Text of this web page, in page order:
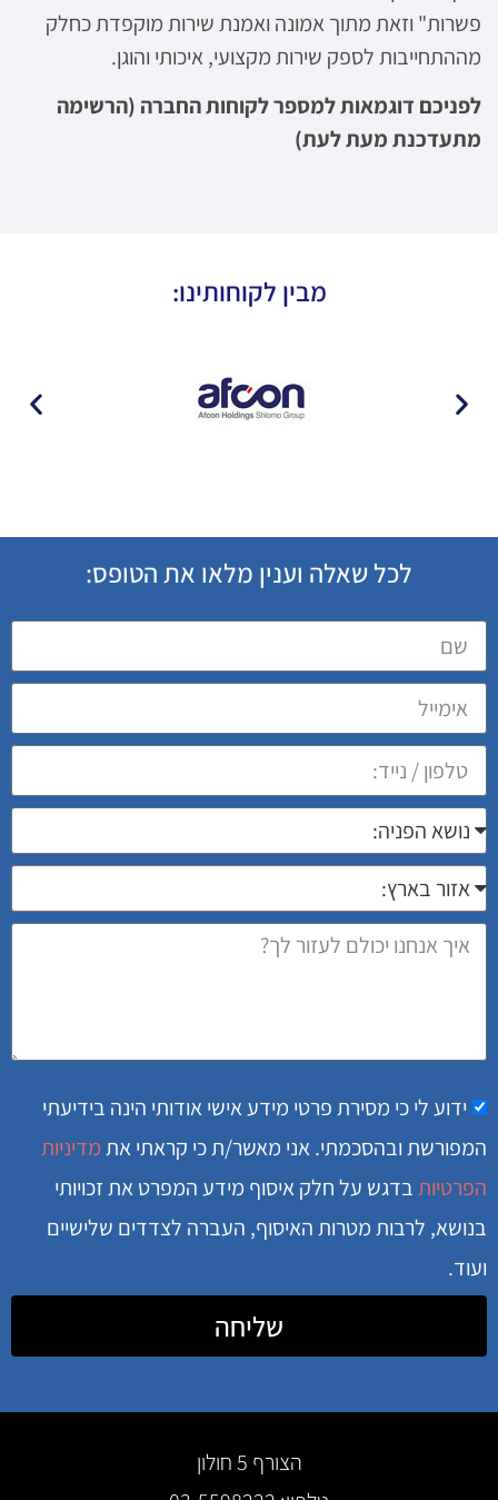
פשרות" וזאת מתוך אמונה ואמנת שירות מוקפדת כחלק
מההתחייבות לספק שירות מקצועי, איכותי והוגן.
לפניכם דוגמאות למספר לקוחות החברה (הרשימה
מתעדכנת מעת לעת)
מבין לקוחותינו:
לכל שאלה וענין מלאו את הטופס:
ידוע לי כי מסירת פרטי מידע אישי אודותי הינה בידיעתי
המפורשת ובהסכמתי. אני מאשר/ת כי קראתי אתמדיניות
הפרטיותבדגש על חלק איסוף מידע המפרט את זכויותי
בנושא, לרבות מטרות האיסוף, העברה לצדדים שלישיים
ועוד.
שליחה
הצורף 5 חולון